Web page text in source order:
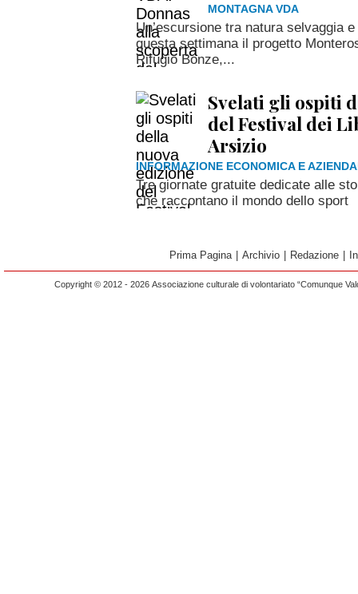
MONTAGNA VDA
Un’escursione tra natura selvaggia
questa settimana il progetto
Rifugio Bonze,...
Svelati gli ospiti
del Festival dei
Arsizio
INFORMAZIONE ECONOMICA E
Tre giornate gratuite dedicate alle
che raccontano il mondo dello sport
Prima Pagina Archivio Redazione
Copyright © 2012 - 2026 Associazione culturale di volontariato “Comunque